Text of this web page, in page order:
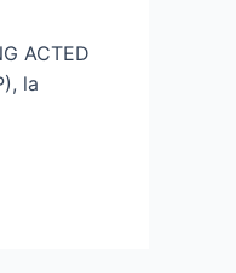
ACTED
la